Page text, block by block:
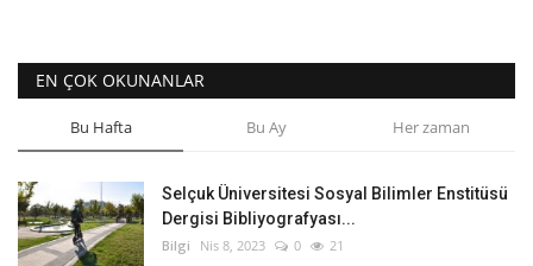
EN ÇOK OKUNANLAR
Bu Hafta Bu Ay Her zaman
Selçuk Üniversitesi Sosyal Bilimler Enstitüsü
Dergisi Bibliyografyası...
Bilgi Nis 8, 2023 0 21